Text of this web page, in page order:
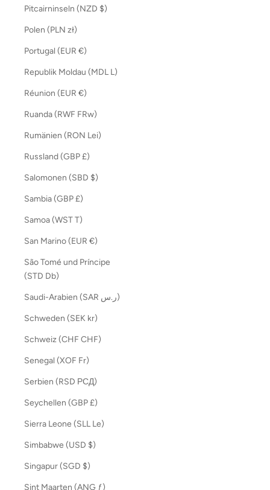
Pitcairninseln (NZD $)
Polen (PLN zł)
Portugal (EUR €)
Republik Moldau (MDL L)
Réunion (EUR €)
Ruanda (RWF FRw)
Rumänien (RON Lei)
Russland (GBP £)
Salomonen (SBD $)
Sambia (GBP £)
Samoa (WST T)
San Marino (EUR €)
São Tomé und Príncipe
(STD Db)
Saudi-Arabien (SAR ر.س)
Schweden (SEK kr)
Schweiz (CHF CHF)
Senegal (XOF Fr)
Serbien (RSD РСД)
Seychellen (GBP £)
Sierra Leone (SLL Le)
Simbabwe (USD $)
Singapur (SGD $)
Sint Maarten (ANG ƒ)